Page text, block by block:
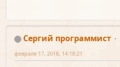
Сергий программист
февраля 17, 2018, 14:18:21